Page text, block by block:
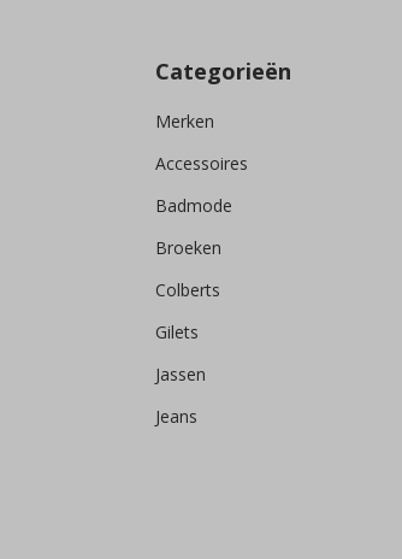
Categorieën
Merken
Accessoires
Badmode
Broeken
Colberts
Gilets
Jassen
Jeans